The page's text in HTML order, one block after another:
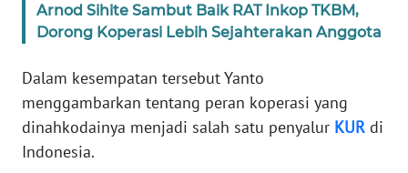
Arnod Sihite Sambut Baik RAT Inkop TKBM,
Dorong Koperasi Lebih Sejahterakan Anggota
Dalam kesempatan tersebut Yanto
menggambarkan tentang peran koperasi yang
dinahkodainya menjadi salah satu penyalur KUR di
Indonesia.
WN
WN
JABAR